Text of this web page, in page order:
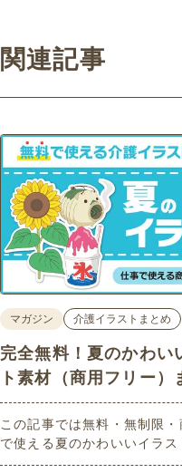
関連記事
マガジン 介護イラストまとめ
完全無料！夏のかわい
ト素材（商用フリー）
この記事では無料・無制限・
で使える夏のかわいいイラス
数ご紹介いたします。夏の花